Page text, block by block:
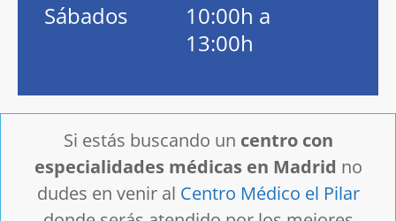
Sábados
10:00h a
13:00h
Si estás buscando un centro con
especialidades médicas en Madrid no
dudes en venir al Centro Médico el Pilar